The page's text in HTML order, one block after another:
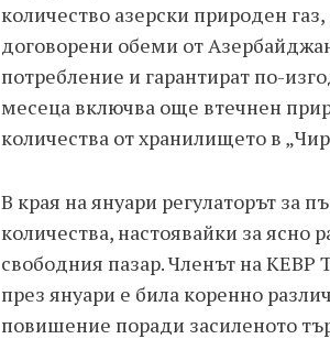
количество азерски природен
договорени обеми от
потребление и гарантират по-
месеца включва още втечнен
количества от хранилището в
В края на януари регулаторът за
количества, настоявайки за ясно
свободния пазар. Членът на КЕВР
през януари е била коренно
повишение поради засиленото